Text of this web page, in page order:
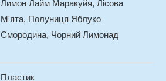
Лимон Лайм Маракуйя, Лісова
М'ята, Полуниця Яблуко
Смородина, Чорний Лимонад
Пластик